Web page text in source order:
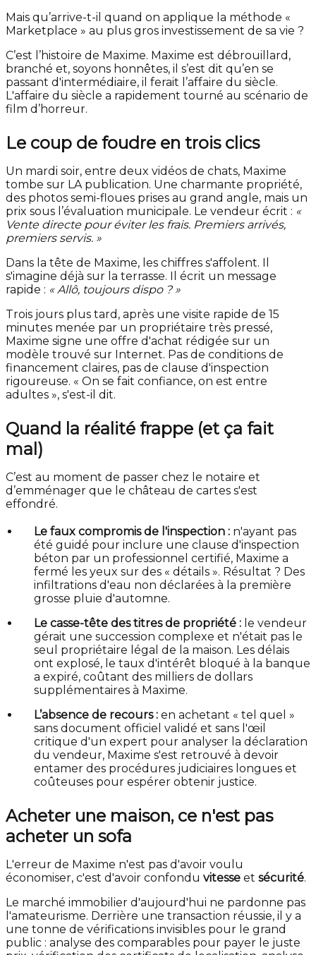
Mais qu’arrive-t-il quand on applique la méthode «
Marketplace » au plus gros investissement de sa vie ?
C’est l’histoire de Maxime. Maxime est débrouillard,
branché et, soyons honnêtes, il s’est dit qu’en se
passant d'intermédiaire, il ferait l’affaire du siècle.
L'affaire du siècle a rapidement tourné au scénario de
film d’horreur.
Le coup de foudre en trois clics
Un mardi soir, entre deux vidéos de chats, Maxime
tombe sur LA publication. Une charmante propriété,
des photos semi-floues prises au grand angle, mais un
prix sous l’évaluation municipale. Le vendeur écrit : «
Vente directe pour éviter les frais. Premiers arrivés,
premiers servis. »
Dans la tête de Maxime, les chiffres s'affolent. Il
s'imagine déjà sur la terrasse. Il écrit un message
rapide : « Allô, toujours dispo ? »
Trois jours plus tard, après une visite rapide de 15
minutes menée par un propriétaire très pressé,
Maxime signe une offre d'achat rédigée sur un
modèle trouvé sur Internet. Pas de conditions de
financement claires, pas de clause d'inspection
rigoureuse. « On se fait confiance, on est entre
adultes », s'est-il dit.
Quand la réalité frappe (et ça fait
mal)
C’est au moment de passer chez le notaire et
d’emménager que le château de cartes s'est
effondré.
Le faux compromis de l'inspection : n'ayant pas
été guidé pour inclure une clause d'inspection
béton par un professionnel certifié, Maxime a
fermé les yeux sur des « détails ». Résultat ? Des
infiltrations d'eau non déclarées à la première
grosse pluie d'automne.
Le casse-tête des titres de propriété : le vendeur
gérait une succession complexe et n'était pas le
seul propriétaire légal de la maison. Les délais
ont explosé, le taux d'intérêt bloqué à la banque
a expiré, coûtant des milliers de dollars
supplémentaires à Maxime.
L’absence de recours : en achetant « tel quel »
sans document officiel validé et sans l'œil
critique d'un expert pour analyser la déclaration
du vendeur, Maxime s'est retrouvé à devoir
entamer des procédures judiciaires longues et
coûteuses pour espérer obtenir justice.
Acheter une maison, ce n'est pas
acheter un sofa
L'erreur de Maxime n'est pas d'avoir voulu
économiser, c'est d'avoir confondu vitesse et sécurité.
Le marché immobilier d'aujourd'hui ne pardonne pas
l'amateurisme. Derrière une transaction réussie, il y a
une tonne de vérifications invisibles pour le grand
public : analyse des comparables pour payer le juste